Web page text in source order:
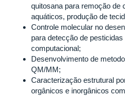
quitosana para remoção de
aquáticos, produção de
Controle molecular no
para detecção de
computacional;
Desenvolvimento de
QM/MM;
Caracterização estrutural
orgânicos e inorgânicos